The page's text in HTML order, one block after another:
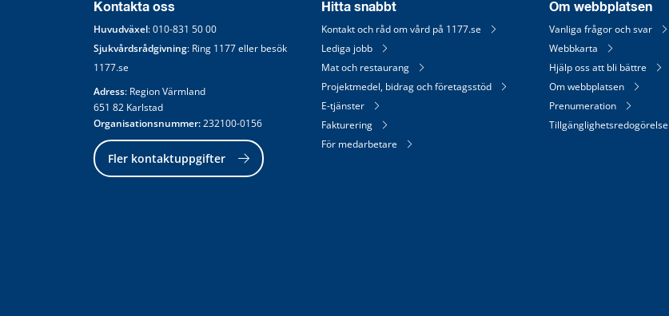
Kontakta oss
Huvudväxel: 010-831 50 00
Sjukvårdsrådgivning: Ring 1177 eller besök
1177.se
Adress: Region Värmland
651 82 Karlstad
Organisationsnummer: 232100-0156
Fler kontaktuppgifter
Hitta snabbt
Kontakt och råd om vård på 1177.se
Lediga jobb
Mat och restaurang
Projektmedel, bidrag och företagsstöd
E-tjänster
Fakturering
För medarbetare
Om webbplatsen
Vanliga frågor och svar
Webbkarta
Hjälp oss att bli bättre
Om webbplatsen
Prenumeration
Tillgänglighetsredogörelse